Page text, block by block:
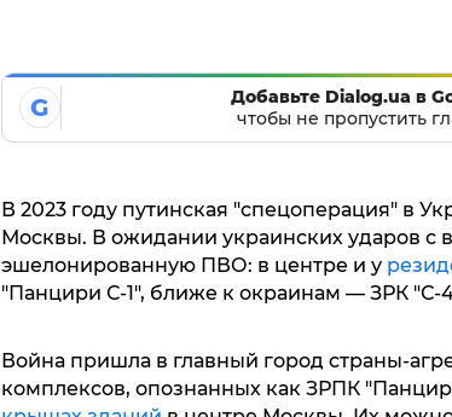
G
Добавьте Dialog.ua в
чтобы не пропустить
В 2023 году путинская "спецоперация" в
Москвы. В ожидании украинских ударов с
эшелонированную ПВО: в центре и у
"Панцири С-1", ближе к окраинам — ЗРК "С-
Война пришла в главный город страны-
комплексов, опознанных как ЗРПК